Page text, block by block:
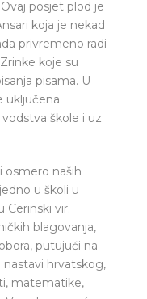
posjet plod je
koja je nekad
privremeno radi
koje su
pisama. U
uključena
škole i uz
osmero naših
u školi u
Cerinski vir.
blagovanja,
putujući na
nastavi hrvatskog,
matematike,